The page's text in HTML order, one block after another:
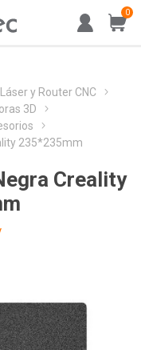
0
y Router CNC
3D
235*235mm
Creality